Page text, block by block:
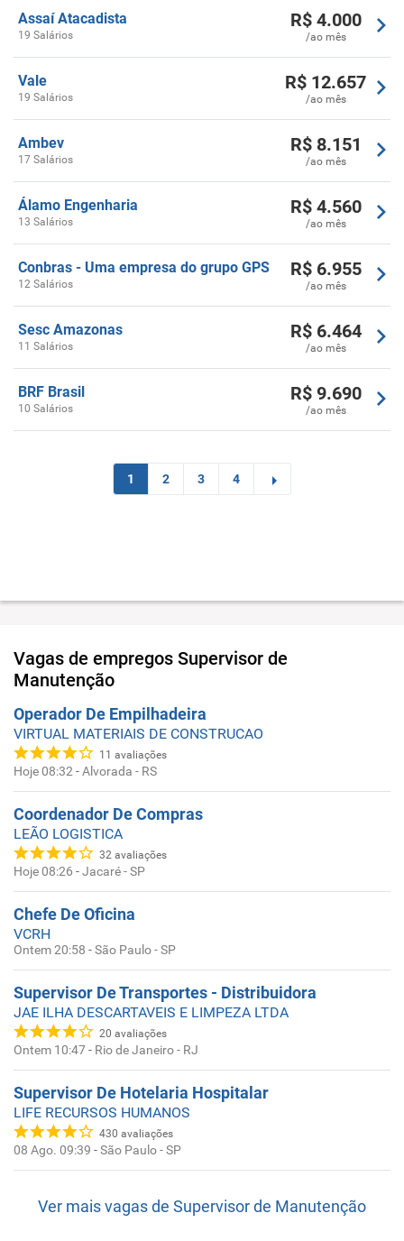
Assaí Atacadista
19 Salários
R$4.000
/ao mês
Vale
19 Salários
R$ 12.657
/ao mês
Ambev
17 Salários
R$8.151
/ao mês
Álamo Engenharia
13 Salários
R$4.560
/ao mês
Conbras - Uma empresa do grupo GPS
12 Salários
R$6.955
/ao mês
Sesc Amazonas
11 Salários
R$6.464
/ao mês
BRF Brasil
10 Salários
R$9.690
/ao mês
1 2 3 4
Vagas de empregos Supervisor de
Manutenção
Operador De Empilhadeira
VIRTUAL MATERIAIS DE CONSTRUCAO
11 avaliações
Hoje 08:32-Alvorada - RS
Coordenador De Compras
LEÃO LOGISTICA
32 avaliações
Hoje 08:26 -Jacaré - SP
Chefe De Oficina
VCRH
Ontem 20:58 -São Paulo - SP
Supervisor De Transportes - Distribuidora
JAE ILHA DESCARTAVEIS E LIMPEZA LTDA
20 avaliações
Ontem 10:47- Rio de Janeiro - RJ
Supervisor De Hotelaria Hospitalar
LIFE RECURSOS HUMANOS
430 avaliações
08 Ago. 09:39 -São Paulo - SP
Ver mais vagas de Supervisor de Manutenção